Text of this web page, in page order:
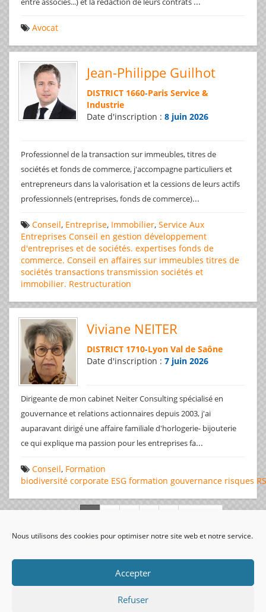
Nous utilisons des cookies pour optimiser notre site web et notre service.
Accepter
Refuser
Avocat
Jean-Philippe Guilhot
DISTRICT 1660-Paris Service &
Industrie
Date d'inscription : 8 juin 2026
Professionnel de la transaction sur immeubles, titres de
sociétés et fonds de commerce, j'accompagne particuliers et
entrepreneurs dans la valorisation et la cessions de leurs actifs
professionnels (entreprises, fonds de commerce)...
Conseil, Entreprise, Immobilier, Service Aux
Entreprises Conseil en gestion développement
d'entreprises et de sociétés. expertises fonds de
commerce. Conseil en affaires sur immeubles titres de
sociétés transactions transmission sociétés et
immobilier. Restructuration
Viviane NEITER
DISTRICT 1710-Lyon Val de Saône
Date d'inscription : 7 juin 2026
Dirigeante de mon cabinet Neiter Consulting spécialisé en
gouvernance et relations actionnaires depuis 2003, j'ai
auparavant dirigé une affaire familiale d'horlogerie- bijouterie
ce qui explique ma passion pour les entreprises fa...
Conseil, Formation
biodiversité corporate ESG formation gouvernance risques
visiteurs uniques: